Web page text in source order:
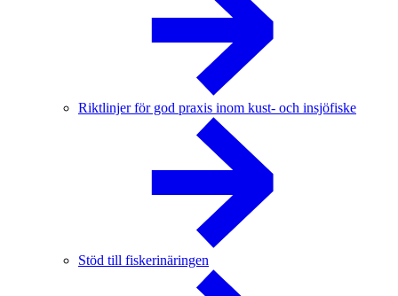
Riktlinjer för god praxis inom kust- och insjöfiske
Stöd till fiskerinäringen